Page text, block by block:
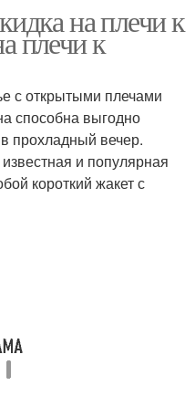
на плечи к
плечи к
с открытыми плечами
способна выгодно
прохладный вечер.
и популярная
короткий жакет с